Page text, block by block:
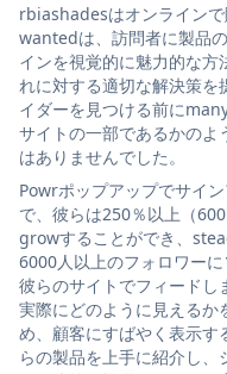
rbiashadesはオンラインで
wantedは、訪問者に製品
インを視覚的に魅力的な
れに対する適切な解決策
イダーを見つける前に
サイトの一部であるかのよ
はありませんでした。
Powrポップアップでサイ
で、彼らは250％以上（
growすることができ、
6000人以上のフォロワー
彼らのサイトでフィード
実際にどのように見える
め、顧客にすばやく表示す
らの製品を上手に紹介し